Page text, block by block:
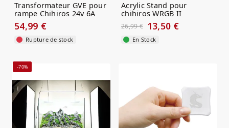
Transformateur GVE pour
rampe Chihiros 24v 6A
54,99 €
Rupture de stock
Acrylic Stand pour
chihiros WRGB II
26,99 € 13,50 €
En Stock
-70%